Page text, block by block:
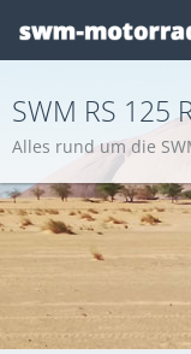
SWM RS 125
Alles rund um die